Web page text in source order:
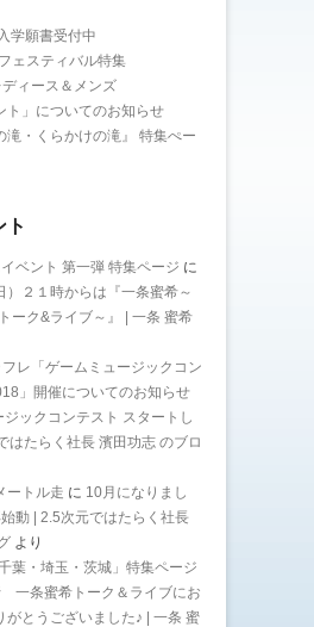
学願書受付中
ェスティバル特集
ィース＆メンズ
ト」についてのお知らせ
滝・くらかけの滝』 特集ぺー
ト
ベント 第一弾 特集ページ に
）２１時からは『一条蜜希～
ーク&ライブ～』 | 一条 蜜希
レ「ゲームミュージックコン
」開催についてのお知らせ
ジックコンテスト スタートし
はたらく社長 濱田功志 のブロ
ートル走 に 10月になりまし
動 | 2.5次元ではたらく社長
より
葉・埼玉・茨城」特集ページ
一条蜜希トーク＆ライブにお
がとうございました♪ | 一条 蜜